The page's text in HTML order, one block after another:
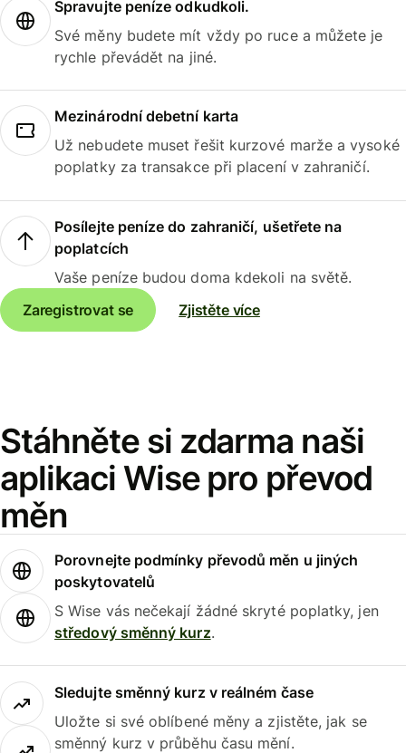
Spravujte peníze odkudkoli.
Své měny budete mít vždy po ruce a můžete je
rychle převádět na jiné.
Mezinárodní debetní karta
Už nebudete muset řešit kurzové marže a vysoké
poplatky za transakce při placení v zahraničí.
Posílejte peníze do zahraničí, ušetřete na
poplatcích
Vaše peníze budou doma kdekoli na světě.
Zaregistrovat se
Zjistěte více
Stáhněte si zdarma naši
aplikaci Wise pro převod
měn
Porovnejte podmínky převodů měn u jiných
poskytovatelů
S Wise vás nečekají žádné skryté poplatky, jen
středový směnný kurz.
Sledujte směnný kurz v reálném čase
Uložte si své oblíbené měny a zjistěte, jak se
směnný kurz v průběhu času mění.